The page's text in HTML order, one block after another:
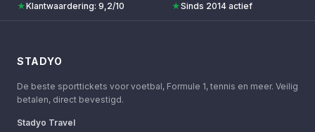
★Klantwaardering: 9,2/10 ★Sinds 2014 actief
STADYO
De beste sporttickets voor voetbal, Formule 1, tennis en meer. Veilig
betalen, direct bevestigd.
Stadyo Travel